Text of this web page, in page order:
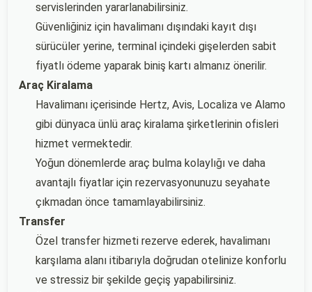
servislerinden yararlanabilirsiniz.
Güvenliğiniz için havalimanı dışındaki kayıt dışı
sürücüler yerine, terminal içindeki gişelerden sabit
fiyatlı ödeme yaparak biniş kartı almanız önerilir.
Araç Kiralama
Havalimanı içerisinde Hertz, Avis, Localiza ve Alamo
gibi dünyaca ünlü araç kiralama şirketlerinin ofisleri
hizmet vermektedir.
Yoğun dönemlerde araç bulma kolaylığı ve daha
avantajlı fiyatlar için rezervasyonunuzu seyahate
çıkmadan önce tamamlayabilirsiniz.
Transfer
Özel transfer hizmeti rezerve ederek, havalimanı
karşılama alanı itibarıyla doğrudan otelinize konforlu
ve stressiz bir şekilde geçiş yapabilirsiniz.